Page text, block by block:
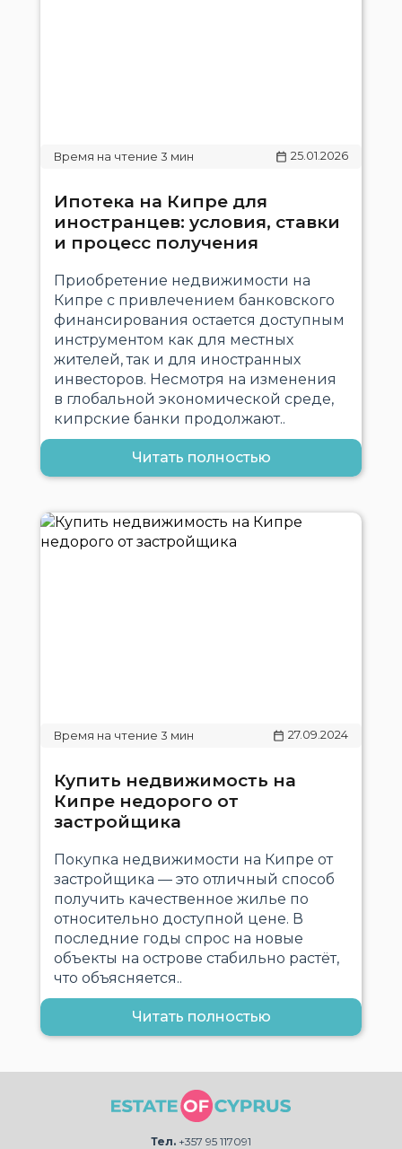
25.01.2026
Ипотека на Кипре для
иностранцев: условия, ставки
и процесс получения
Приобретение недвижимости на
Кипре с привлечением банковского
финансирования остается доступным
инструментом как для местных
жителей, так и для иностранных
инвесторов. Несмотря на изменения
в глобальной экономической среде,
кипрские банки продолжают..
Читать полностью
27.09.2024
Купить недвижимость на
Кипре недорого от
застройщика
Покупка недвижимости на Кипре от
застройщика — это отличный способ
получить качественное жилье по
относительно доступной цене. В
последние годы спрос на новые
объекты на острове стабильно растёт,
что объясняется..
Читать полностью
Тел. +357 95 117091